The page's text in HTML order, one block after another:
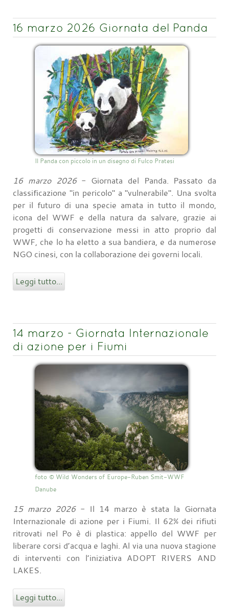
16 marzo 2026 Giornata del Panda
Il Panda con piccolo in un disegno di Fulco Pratesi
16 marzo 2026- Giornata del Panda. Passato da
classificazione "in pericolo" a "vulnerabile". Una svolta
per il futuro di una specie amata in tutto il mondo,
icona del WWF e della natura da salvare, grazie ai
progetti di conservazione messi in atto proprio dal
WWF, che lo ha eletto a sua bandiera, e da numerose
NGO cinesi, con la collaborazione dei governi locali.
Leggi tutto...
14 marzo - Giornata Internazionale
di azione per i Fiumi
foto © Wild Wonders of Europe-Ruben Smit-WWF
Danube
15 marzo 2026- Il 14 marzo è stata la Giornata
Internazionale di azione per i Fiumi. Il 62% dei rifiuti
ritrovati nel Po è di plastica: appello del WWF per
liberare corsi d’acqua e laghi. Al via una nuova stagione
di interventi con l’iniziativa ADOPT RIVERS AND
LAKES.
Leggi tutto...